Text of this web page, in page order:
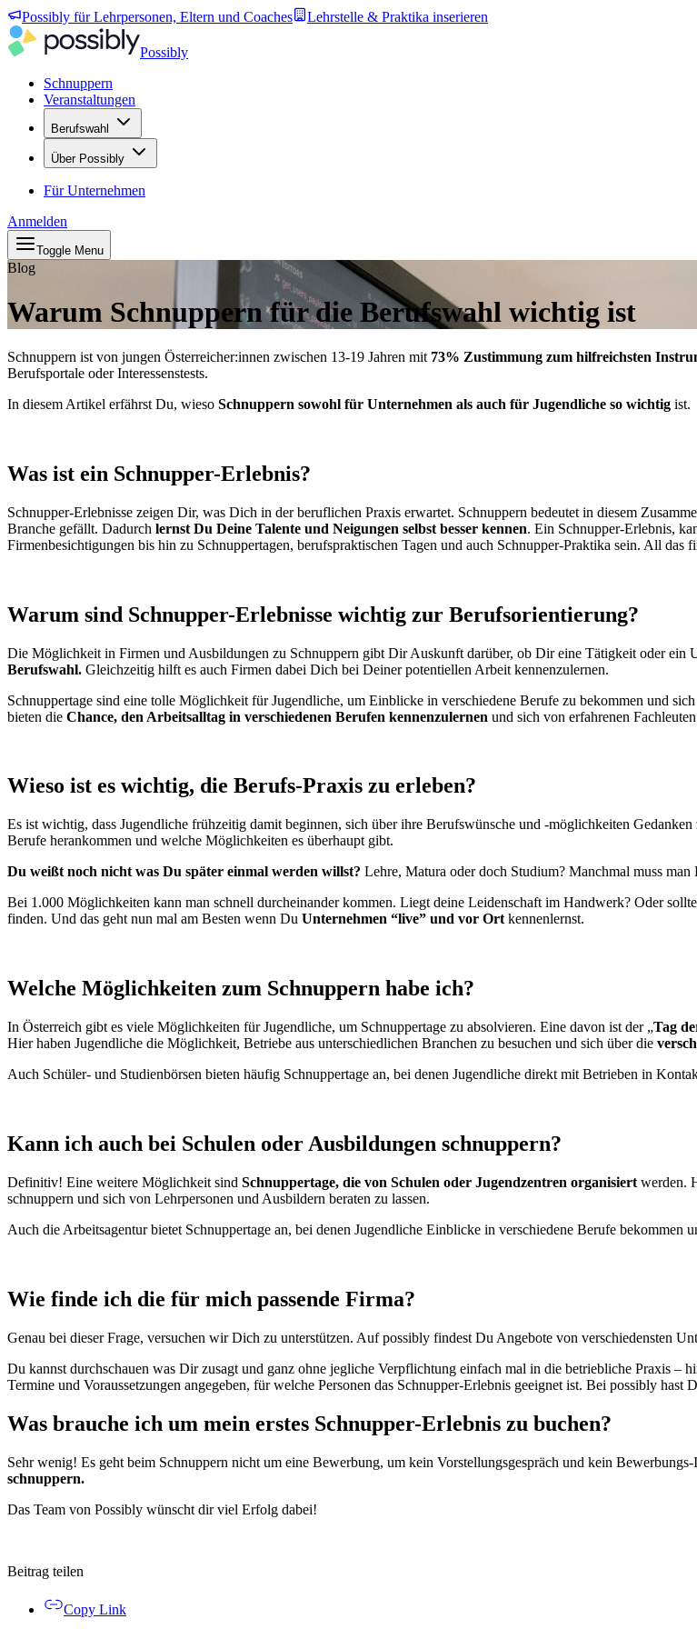
Possibly für Lehrpersonen, Eltern und Coaches Lehrstelle & Praktika inserieren
Possibly
Schnuppern
Veranstaltungen
Berufswahl
Über Possibly
Für Unternehmen
Anmelden
Toggle Menu
Blog
Warum Schnuppern für die Berufswahl wichtig ist
Schnuppern ist von jungen Österreicher:innen zwischen 13-19 Jahren mit 73% Zustimmung zum hilfreichsten
Berufsportale oder Interessenstests.
In diesem Artikel erfährst Du, wieso Schnuppern sowohl für Unternehmen als auch für Jugendliche so wichtig ist.
Was ist ein Schnupper-Erlebnis?
Schnupper-Erlebnisse zeigen Dir, was Dich in der beruflichen Praxis erwartet. Schnuppern bedeutet in diesem
Branche gefällt. Dadurch lernst Du Deine Talente und Neigungen selbst besser kennen. Ein Schnupper-Erlebnis,
Firmenbesichtigungen bis hin zu Schnuppertagen, berufspraktischen Tagen und auch Schnupper-Praktika sein. All das
Warum sind Schnupper-Erlebnisse wichtig zur Berufsorientierung?
Die Möglichkeit in Firmen und Ausbildungen zu Schnuppern gibt Dir Auskunft darüber, ob Dir eine Tätigkeit oder ein
Berufswahl. Gleichzeitig hilft es auch Firmen dabei Dich bei Deiner potentiellen Arbeit kennenzulernen.
Schnuppertage sind eine tolle Möglichkeit für Jugendliche, um Einblicke in verschiedene Berufe zu bekommen und
bieten die Chance, den Arbeitsalltag in verschiedenen Berufen kennenzulernen und sich von erfahrenen
Wieso ist es wichtig, die Berufs-Praxis zu erleben?
Es ist wichtig, dass Jugendliche frühzeitig damit beginnen, sich über ihre Berufswünsche und -möglichkeiten
Berufe herankommen und welche Möglichkeiten es überhaupt gibt.
Du weißt noch nicht was Du später einmal werden willst? Lehre, Matura oder doch Studium? Manchmal muss man
Bei 1.000 Möglichkeiten kann man schnell durcheinander kommen. Liegt deine Leidenschaft im Handwerk? Oder
finden. Und das geht nun mal am Besten wenn Du Unternehmen “live” und vor Ort kennenlernst.
Welche Möglichkeiten zum Schnuppern habe ich?
In Österreich gibt es viele Möglichkeiten für Jugendliche, um Schnuppertage zu absolvieren. Eine davon ist der „Tag
Hier haben Jugendliche die Möglichkeit, Betriebe aus unterschiedlichen Branchen zu besuchen und sich über die
Auch Schüler- und Studienbörsen bieten häufig Schnuppertage an, bei denen Jugendliche direkt mit Betrieben in
Kann ich auch bei Schulen oder Ausbildungen schnuppern?
Definitiv! Eine weitere Möglichkeit sind Schnuppertage, die von Schulen oder Jugendzentren organisiert werden.
schnuppern und sich von Lehrpersonen und Ausbildern beraten zu lassen.
Auch die Arbeitsagentur bietet Schnuppertage an, bei denen Jugendliche Einblicke in verschiedene Berufe
Wie finde ich die für mich passende Firma?
Genau bei dieser Frage, versuchen wir Dich zu unterstützen. Auf possibly findest Du Angebote von verschiedensten
Du kannst durchschauen was Dir zusagt und ganz ohne jegliche Verpflichtung einfach mal in die betriebliche Praxis –
Termine und Voraussetzungen angegeben, für welche Personen das Schnupper-Erlebnis geeignet ist. Bei possibly hast
Was brauche ich um mein erstes Schnupper-Erlebnis zu buchen?
Sehr wenig! Es geht beim Schnuppern nicht um eine Bewerbung, um kein Vorstellungsgespräch und kein
schnuppern.
Das Team von Possibly wünscht dir viel Erfolg dabei!
Beitrag teilen
Copy Link